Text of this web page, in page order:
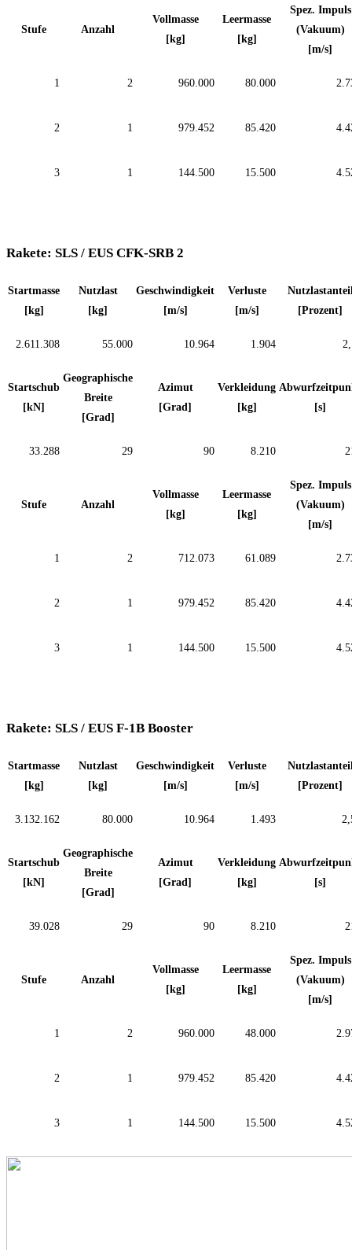
Stufe Anzahl
Vollmasse
[kg]
Leermasse
[kg]
Spez. Impuls
(Vakuum)
[m/s]
1 2 960.000 80.000
2 1 979.452 85.420
3 1 144.500 15.500
Rakete: SLS / EUS CFK-SRB 2
Startmasse
[kg]
Nutzlast
[kg]
Geschwindigkeit
[m/s]
Verluste
[m/s]
[Prozent]
2.611.308 55.000 10.964 1.904
Startschub
[kN]
Geographische
Breite
[Grad]
Azimut
[Grad]
Verkleidung
[kg]
[s]
33.288 29 90 8.210
Stufe Anzahl
Vollmasse
[kg]
Leermasse
[kg]
Spez. Impuls
(Vakuum)
[m/s]
1 2 712.073 61.089
2 1 979.452 85.420
3 1 144.500 15.500
Rakete: SLS / EUS F-1B Booster
Startmasse
[kg]
Nutzlast
[kg]
Geschwindigkeit
[m/s]
Verluste
[m/s]
[Prozent]
3.132.162 80.000 10.964 1.493
Startschub
[kN]
Geographische
Breite
[Grad]
Azimut
[Grad]
Verkleidung
[kg]
[s]
39.028 29 90 8.210
Stufe Anzahl
Vollmasse
[kg]
Leermasse
[kg]
Spez. Impuls
(Vakuum)
[m/s]
1 2 960.000 48.000
2 1 979.452 85.420
3 1 144.500 15.500